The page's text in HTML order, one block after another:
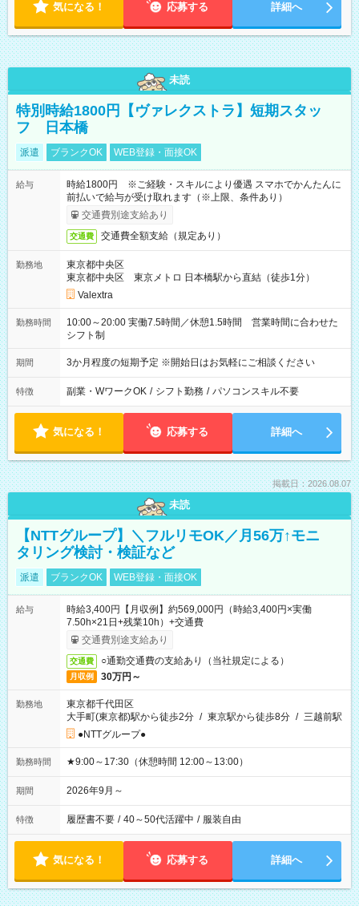
気になる！ 応募する 詳細へ
未読
特別時給1800円【ヴァレクストラ】短期スタッ
フ 日本橋
派遣 ブランクOK WEB登録・面接OK
給与
時給1800円 ※ご経験・スキルにより優遇 スマホでかんたんに
前払いで給与が受け取れます（※上限、条件あり）
交通費別途支給あり
交通費 交通費全額支給（規定あり）
勤務地
東京都中央区
東京都中央区 東京メトロ 日本橋駅から直結（徒歩1分）
Valextra
勤務時間
10:00～20:00 実働7.5時間／休憩1.5時間 営業時間に合わせた
シフト制
期間 3か月程度の短期予定 ※開始日はお気軽にご相談ください
特徴 副業・WワークOK / シフト勤務 / パソコンスキル不要
気になる！ 応募する 詳細へ
掲載日：2026.08.07
未読
【NTTグループ】＼フルリモOK／月56万↑モニ
タリング検討・検証など
派遣 ブランクOK WEB登録・面接OK
給与
時給3,400円【月収例】約569,000円（時給3,400円×実働
7.50h×21日+残業10h）+交通費
交通費別途支給あり
交通費 ○通勤交通費の支給あり（当社規定による）
月収例 30万円～
勤務地
東京都千代田区
大手町(東京都)駅から徒歩2分 / 東京駅から徒歩8分 / 三越前駅
●NTTグループ●
勤務時間 ★9:00～17:30（休憩時間 12:00～13:00）
期間 2026年9月～
特徴 履歴書不要 / 40～50代活躍中 / 服装自由
気になる！ 応募する 詳細へ